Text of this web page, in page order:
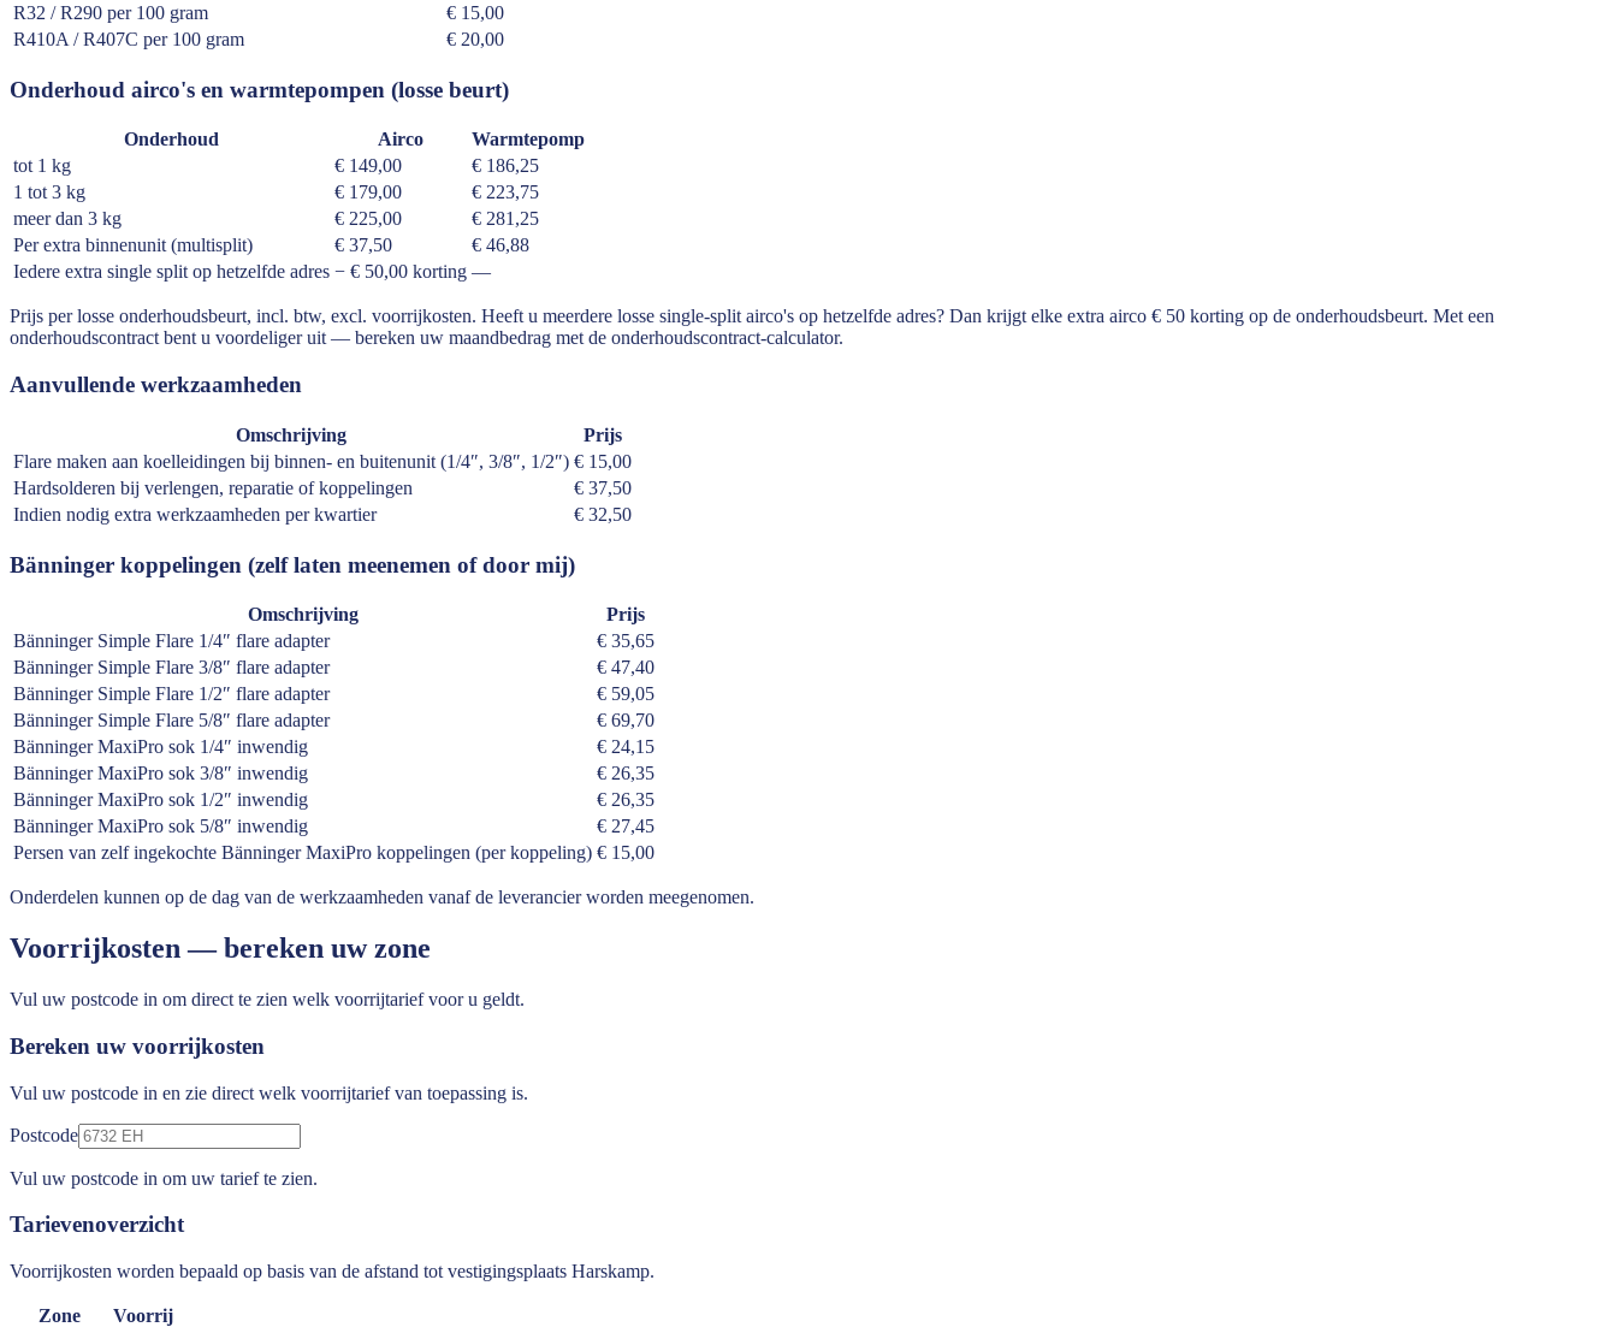
R32 / R290 per 100 gram
€ 15,00
R410A / R407C per 100 gram
€ 20,00
Onderhoud airco's en warmtepompen (losse beurt)
Onderhoud Airco
Warmtepomp
tot 1 kg
€ 149,00
€ 186,25
1 tot 3 kg
€ 179,00
€ 223,75
meer dan 3 kg
€ 225,00
€ 281,25
Per extra binnenunit (multisplit)
€ 37,50
€ 46,88
Iedere extra single split op hetzelfde adres − € 50,00 korting —
Prijs per losse onderhoudsbeurt, incl. btw, excl. voorrijkosten. Heeft u meerdere losse single-split airco's op hetzelfde adres? Dan krijgt elke extra airco € 50 korting op de onderhoudsbeurt. Met een
onderhoudscontract bent u voordeliger uit — bereken uw maandbedrag met de onderhoudscontract-calculator.
Aanvullende werkzaamheden
Omschrijving
Prijs
Flare maken aan koelleidingen bij binnen- en buitenunit (1/4″, 3/8″, 1/2″) € 15,00
Hardsolderen bij verlengen, reparatie of koppelingen
€ 37,50
Indien nodig extra werkzaamheden per kwartier
€ 32,50
Bänninger koppelingen (zelf laten meenemen of door mij)
Omschrijving
Prijs
Bänninger Simple Flare 1/4″ flare adapter
€ 35,65
Bänninger Simple Flare 3/8″ flare adapter
€ 47,40
Bänninger Simple Flare 1/2″ flare adapter
€ 59,05
Bänninger Simple Flare 5/8″ flare adapter
€ 69,70
Bänninger MaxiPro sok 1/4″ inwendig
€ 24,15
Bänninger MaxiPro sok 3/8″ inwendig
€ 26,35
Bänninger MaxiPro sok 1/2″ inwendig
€ 26,35
Bänninger MaxiPro sok 5/8″ inwendig
€ 27,45
Persen van zelf ingekochte Bänninger MaxiPro koppelingen (per koppeling) € 15,00
Onderdelen kunnen op de dag van de werkzaamheden vanaf de leverancier worden meegenomen.
Voorrijkosten — bereken uw zone
Vul uw postcode in om direct te zien welk voorrijtarief voor u geldt.
Bereken uw voorrijkosten
Vul uw postcode in en zie direct welk voorrijtarief van toepassing is.
Postcode
Vul uw postcode in om uw tarief te zien.
Tarievenoverzicht
Voorrijkosten worden bepaald op basis van de afstand tot vestigingsplaats Harskamp.
Zone
Voorrij